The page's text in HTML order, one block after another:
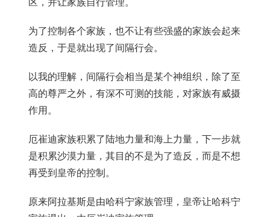
区，并让家族自行管理。
为了控制各个家族，也不让有些强盛的家族会起来
造反，于是就出现了间隔行会。
以我的理解，间隔行会相当是某个神组织，除了至
高的尊严之外，有深不可测的技能，对家族有威摄
作用。
厄崔迪家族积累了陆地力量和海上力量，下一步就
是积累沙漠力量，其目的不是为了造反，而是不想
再受到皇帝的控制。
原来阿拉基斯是由哈科宁家族管理，皇帝让哈科宁